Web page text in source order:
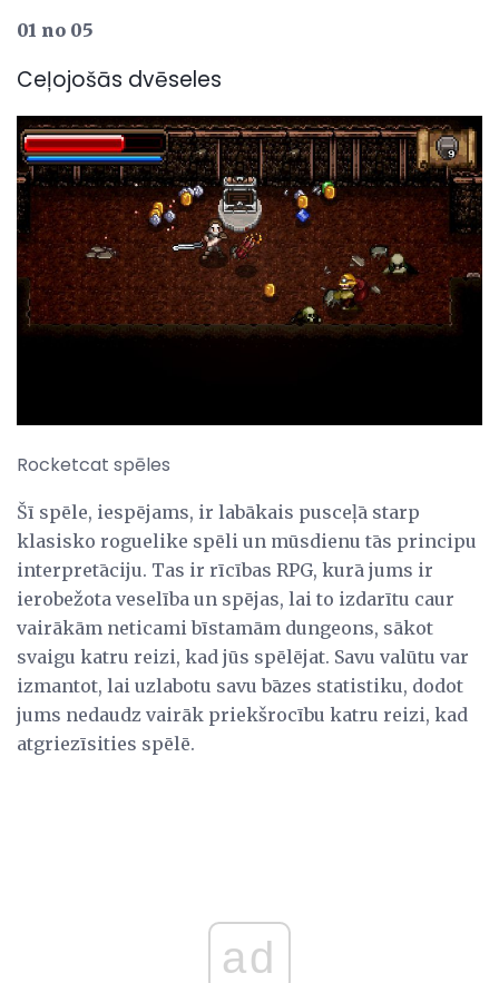
01 no 05
Ceļojošās dvēseles
Rocketcat spēles
Šī spēle, iespējams, ir labākais pusceļā starp
klasisko roguelike spēli un mūsdienu tās principu
interpretāciju. Tas ir rīcības RPG, kurā jums ir
ierobežota veselība un spējas, lai to izdarītu caur
vairākām neticami bīstamām dungeons, sākot
svaigu katru reizi, kad jūs spēlējat. Savu valūtu var
izmantot, lai uzlabotu savu bāzes statistiku, dodot
jums nedaudz vairāk priekšrocību katru reizi, kad
atgriezīsities spēlē.
ad